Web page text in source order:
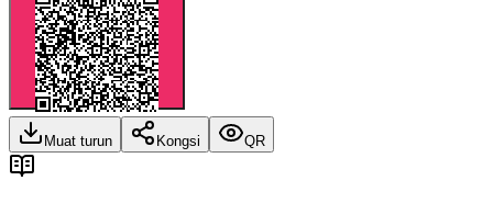
Muat turun Kongsi QR